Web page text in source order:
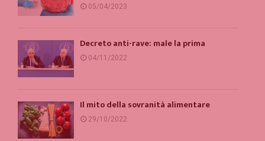
05/04/2023
Decreto anti-rave: male la prima
04/11/2022
Il mito della sovranità alimentare
29/10/2022